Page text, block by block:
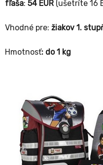
fľaša: 54 EUR (ušetríte 16
Vhodné pre: žiakov 1.
Hmotnosť: do 1 kg